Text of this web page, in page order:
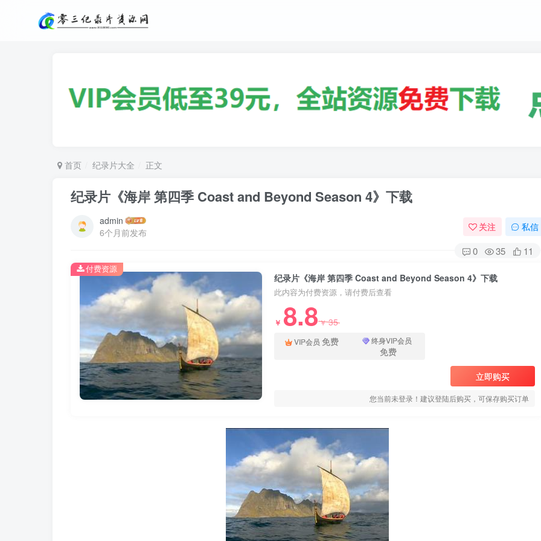
首页 纪录片大全 正文
纪录片《海岸 第四季 Coast and Beyond Season 4》下载
admin
6个月前发布
关注 私信
0 35 11
纪录片《海岸 第四季 Coast and Beyond Season 4》下载
此内容为付费资源，请付费后查看
￥ 8.8￥35
VIP会员 免费 终身VIP会员
免费
立即购买
您当前未登录！建议登陆后购买，可保存购买订单
付费资源